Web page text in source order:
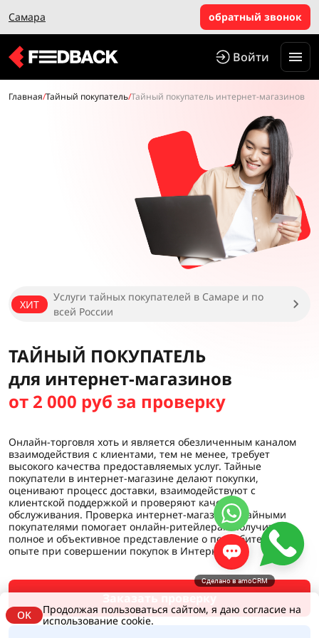
Самара обратный звонок
Войти
Главная/Тайный покупатель/Тайный покупатель интернет-магазинов
ХИТ
Услуги тайных покупателей в Самаре и по
всей России
ТАЙНЫЙ ПОКУПАТЕЛЬ
для интернет-магазинов
от 2 000 руб за проверку
Онлайн-торговля хоть и является обезличенным каналом
взаимодействия с клиентами, тем не менее, требует
высокого качества предоставляемых услуг. Тайные
покупатели в интернет-магазине делают покупки,
оценивают процесс доставки, взаимодействуют с
клиентской поддержкой и проверяют качество
обслуживания. Проверка интернет-магазинов тайными
покупателями помогает онлайн-ритейлерам получить
полное и объективное представление о потребительском
опыте при совершении покупок в Интернете.
OK
Продолжая пользоваться сайтом, я даю согласие на
использование cookie.
Сделано в amoCRM